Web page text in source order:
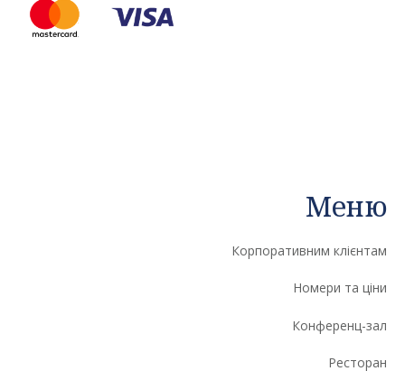
Меню
Корпоративним клієнтам
Номери та ціни
Конференц-зал
Ресторан